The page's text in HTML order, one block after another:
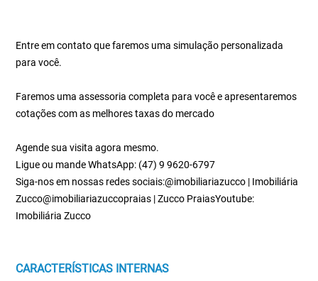
Entre em contato que faremos uma simulação personalizada
para você.
Faremos uma assessoria completa para você e apresentaremos
cotações com as melhores taxas do mercado
Agende sua visita agora mesmo.
Ligue ou mande WhatsApp: (47) 9 9620-6797
Siga-nos em nossas redes sociais:@imobiliariazucco | Imobiliária
Zucco@imobiliariazuccopraias | Zucco PraiasYoutube:
Imobiliária Zucco
CARACTERÍSTICAS INTERNAS